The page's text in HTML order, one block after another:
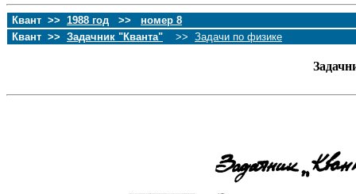
Квант >> 1988 год >> номер 8
Квант >> Задачник "Кванта" >> Задачи по физике